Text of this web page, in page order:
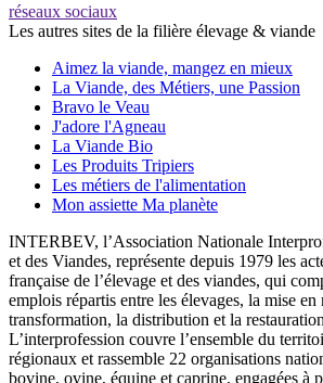
réseaux sociaux
Les autres sites de la filière élevage & viande
Aimez la viande, mangez en mieux
La Viande, des Métiers, une Passion
Bravo le Veau
J'adore l'Agneau
La Viande Bio
Les Produits Tripiers
Les métiers de l'alimentation
Mon assiette Ma planète
INTERBEV, l’Association Nationale
et des Viandes, représente depuis 1979 les
française de l’élevage et des viandes, qui
emplois répartis entre les élevages, la mise en
transformation, la distribution et la
L’interprofession couvre l’ensemble du
régionaux et rassemble 22 organisations
bovine, ovine, équine et caprine, engagées à